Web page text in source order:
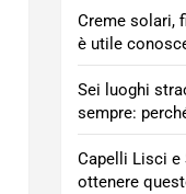
Creme solari,
è utile
Sei luoghi
sempre:
Capelli Lisci e
ottenere